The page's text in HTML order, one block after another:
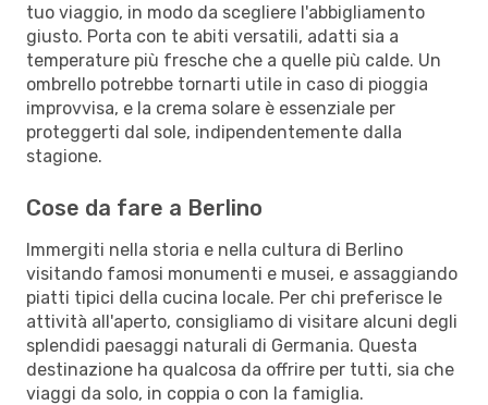
tuo viaggio, in modo da scegliere l'abbigliamento
giusto. Porta con te abiti versatili, adatti sia a
temperature più fresche che a quelle più calde. Un
ombrello potrebbe tornarti utile in caso di pioggia
improvvisa, e la crema solare è essenziale per
proteggerti dal sole, indipendentemente dalla
stagione.
Cose da fare a Berlino
Immergiti nella storia e nella cultura di Berlino
visitando famosi monumenti e musei, e assaggiando
piatti tipici della cucina locale. Per chi preferisce le
attività all'aperto, consigliamo di visitare alcuni degli
splendidi paesaggi naturali di Germania. Questa
destinazione ha qualcosa da offrire per tutti, sia che
viaggi da solo, in coppia o con la famiglia.